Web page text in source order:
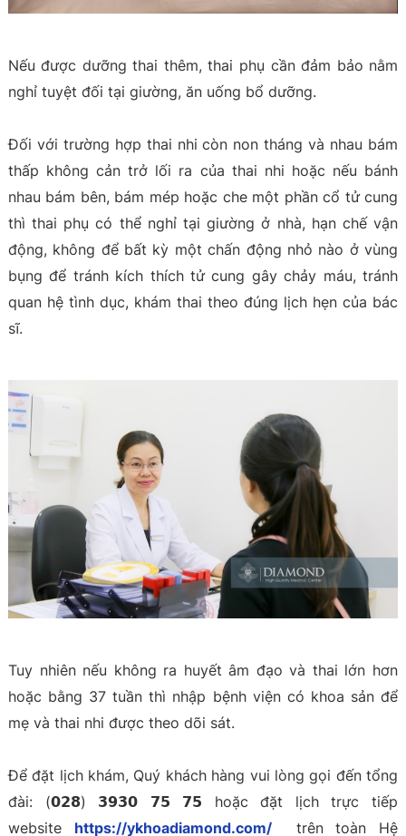
Nếu được dưỡng thai thêm, thai phụ cần đảm bảo nằm
nghỉ tuyệt đối tại giường, ăn uống bổ dưỡng.
Đối với trường hợp thai nhi còn non tháng và nhau bám
thấp không cản trở lối ra của thai nhi hoặc nếu bánh
nhau bám bên, bám mép hoặc che một phần cổ tử cung
thì thai phụ có thể nghỉ tại giường ở nhà, hạn chế vận
động, không để bất kỳ một chấn động nhỏ nào ở vùng
bụng để tránh kích thích tử cung gây chảy máu, tránh
quan hệ tình dục, khám thai theo đúng lịch hẹn của bác
sĩ.
Tuy nhiên nếu không ra huyết âm đạo và thai lớn hơn
hoặc bằng 37 tuần thì nhập bệnh viện có khoa sản để
mẹ và thai nhi được theo dõi sát.
Để đặt lịch khám, Quý khách hàng vui lòng gọi đến tổng
đài: (𝟬𝟮𝟴) 𝟯𝟵𝟯𝟬 𝟳𝟱 𝟳𝟱 hoặc đặt lịch trực tiếp
website https://ykhoadiamond.com/trên toàn Hệ